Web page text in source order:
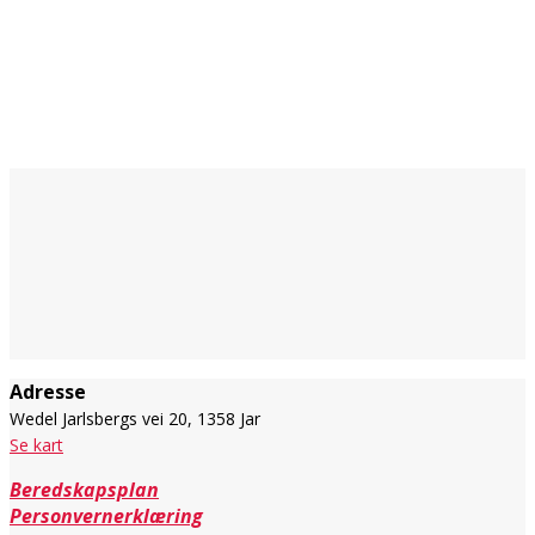
Adresse
Wedel Jarlsbergs vei 20, 1358 Jar
Se kart
Beredskapsplan
Personvernerklæring